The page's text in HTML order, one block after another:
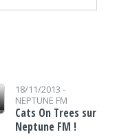
Lecteur audio18/11/2013 -
NEPTUNE FM
Cats On Trees sur
Neptune FM !